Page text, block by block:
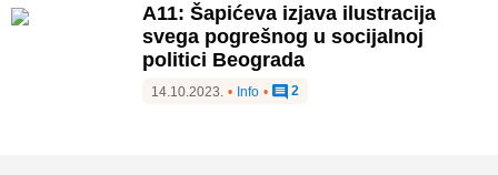
A11: Šapićeva izjava ilustracija
svega pogrešnog u socijalnoj
politici Beograda
14.10.2023. • Info • 2